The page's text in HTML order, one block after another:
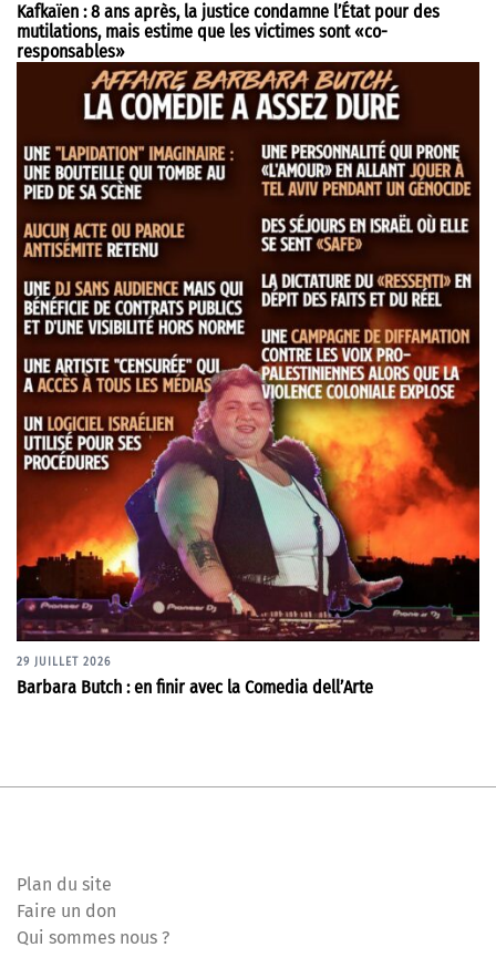
Kafkaïen : 8 ans après, la justice condamne l’État pour des
mutilations, mais estime que les victimes sont «co-
responsables»
29 JUILLET 2026
Barbara Butch : en finir avec la Comedia dell’Arte
Plan du site
Faire un don
Qui sommes nous ?